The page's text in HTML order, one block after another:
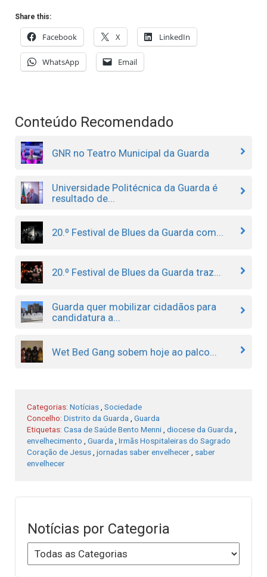
Share this:
Facebook X LinkedIn
WhatsApp Email
Conteúdo Recomendado
GNR no Teatro Municipal da Guarda
Universidade Politécnica da Guarda é
resultado de...
20.º Festival de Blues da Guarda com...
20.º Festival de Blues da Guarda traz...
Guarda quer mobilizar cidadãos para
candidatura a...
Wet Bed Gang sobem hoje ao palco...
Categorias: Notícias, Sociedade
Concelho: Distrito da Guarda, Guarda
Etiquetas: Casa de Saúde Bento Menni, diocese da Guarda,
envelhecimento , Guarda, Irmãs Hospitaleiras do Sagrado
Coração de Jesus, jornadas saber envelhecer, saber
envelhecer
Notícias por Categoria